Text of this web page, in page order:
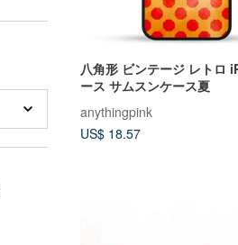
八角形 ビンテージ レトロ
ース サムスンケース夏
anythingpink
US$ 18.57